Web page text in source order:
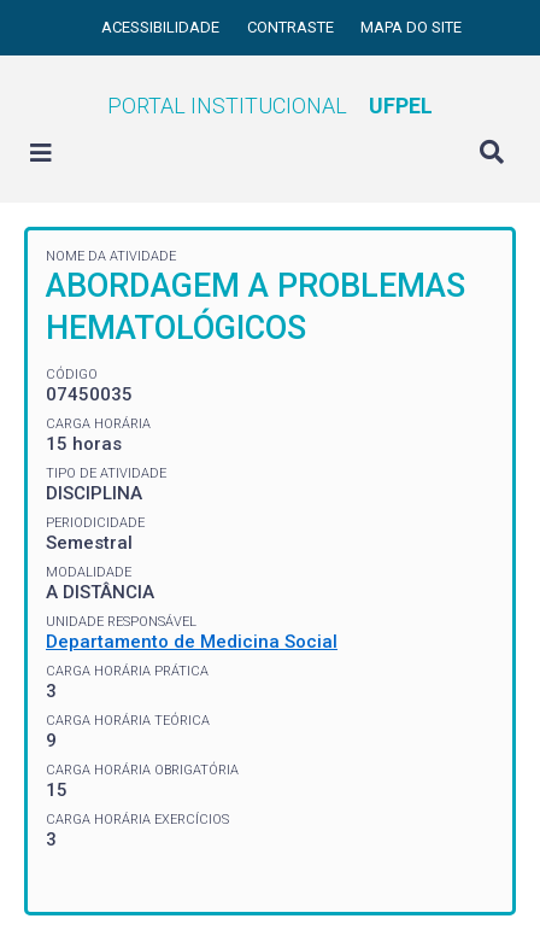
ACESSIBILIDADE CONTRASTE MAPA DO SITE
PORTAL INSTITUCIONAL UFPEL
NOME DA ATIVIDADE
ABORDAGEM A PROBLEMAS
HEMATOLÓGICOS
CÓDIGO
07450035
CARGA HORÁRIA
15 horas
TIPO DE ATIVIDADE
DISCIPLINA
PERIODICIDADE
Semestral
MODALIDADE
A DISTÂNCIA
UNIDADE RESPONSÁVEL
Departamento de Medicina Social
CARGA HORÁRIA PRÁTICA
3
CARGA HORÁRIA TEÓRICA
9
CARGA HORÁRIA OBRIGATÓRIA
15
CARGA HORÁRIA EXERCÍCIOS
3